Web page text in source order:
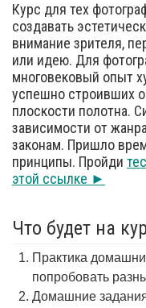
Курс для тех
создавать
внимание зрителя,
или идею. Для
многовековый опыт
успешно строивших
плоскости полотна.
зависимости от
законам. Пришло
принципы. Пройди
этой ссылке ►
Что будет на
Практика
попробовать
Домашние